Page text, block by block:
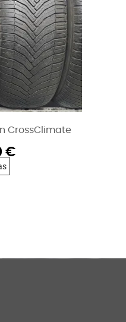
R16 continental ice